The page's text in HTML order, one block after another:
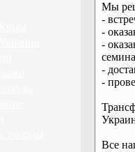
Мы
-
-
-
-
-
Все